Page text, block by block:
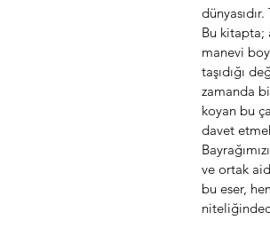
Bu kitapta;
manevi
taşıdığı
zamanda
koyan bu
davet
ve ortak
bu eser,